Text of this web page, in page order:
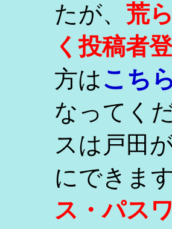
たが、 荒
く投稿者
方はこち
なってく
スは戸田
にできま
ス・パス